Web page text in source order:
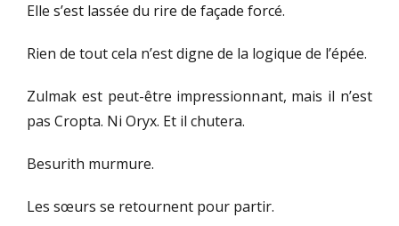
Elle s’est lassée du rire de façade forcé.
Rien de tout cela n’est digne de la logique de l’épée.
Zulmak est peut-être impressionnant, mais il n’est
pas Cropta. Ni Oryx. Et il chutera.
Besurith murmure.
Les sœurs se retournent pour partir.